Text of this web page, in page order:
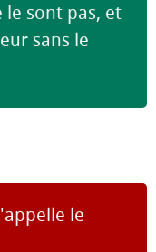
sont pas, et
sans le
le